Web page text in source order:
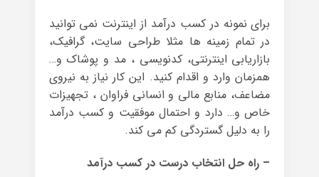
برای نمونه در کسب درآمد از اینترنت نمی توانید
در تمام زمینه ها مثلا طراحی سایت، گرافیک،
بازاریابی اینترنتی، کدنویسی ، مد و پوشاک و…
همزمان وارد و اقدام کنید. این کار نیاز به نیروی
مضاعف، منابع مالی و انسانی فراوان ، تجهیزات
خاص و… دارد و احتمال موفقیت و کسب درآمد
را به دلیل گستردگی کم می کند.
– راه حل انتخاب درست در کسب درآمد